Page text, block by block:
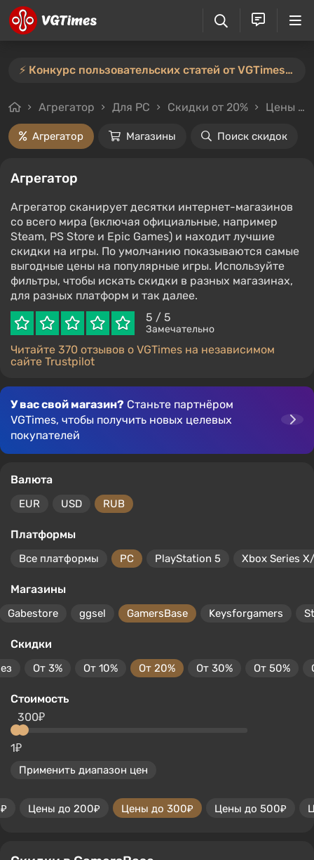
⚡️ Конкурс пользовательских статей от VGTimes продлён — участвуйте тут ⚡️
Агрегатор Для PC Скидки от 20% Цены до 300₽
Агрегатор Магазины Поиск скидок
Агрегатор
Агрегатор сканирует десятки интернет-магазинов
со всего мира (включая официальные, например
Steam, PS Store и Epic Games) и находит лучшие
скидки на игры. По умолчанию показываются самые
выгодные цены на популярные игры. Используйте
фильтры, чтобы искать скидки в разных магазинах,
для разных платформ и так далее.
5 / 5
Замечательно
Читайте 370 отзывов о VGTimes на независимом
сайте Trustpilot
У вас свой магазин? Станьте партнёром
VGTimes, чтобы получить новых целевых
покупателей
Валюта
EUR USD RUB
Платформы
Все платформы PC PlayStation 5 Xbox Series
Магазины
Gabestore ggsel GamersBase Keysforgamers
Скидки
От 3% От 10% От 20% От 30% От 50%
Стоимость
1₽
300₽
Применить диапазон цен
Цены до 200₽ Цены до 300₽ Цены до 500₽